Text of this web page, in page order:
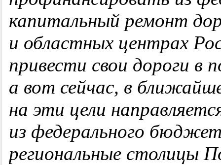
капитальный ремонт
и областных центрах
привести свои дороги в
а вот сейчас, в
на эти цели
из федерального
региональные столицы